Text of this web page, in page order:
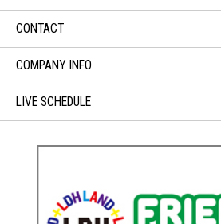
CONTACT
COMPANY INFO
LIVE SCHEDULE